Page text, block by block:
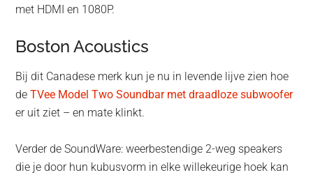
met HDMI en 1080P.
Boston Acoustics
Bij dit Canadese merk kun je nu in levende lijve zien hoe
deTVee Model Two Soundbar met draadloze subwoofer
er uit ziet – en mate klinkt.
Verder de SoundWare: weerbestendige 2-weg speakers
die je door hun kubusvorm in elke willekeurige hoek kan